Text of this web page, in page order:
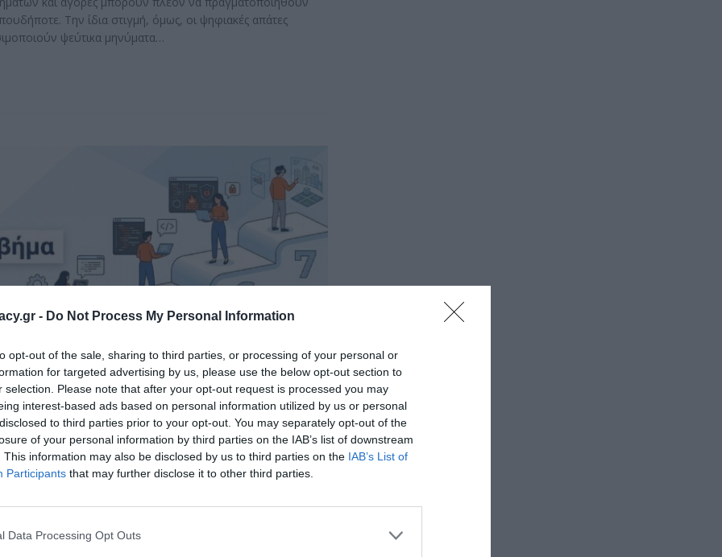
- Do Not Process My Personal Information
opt-out of the sale, sharing to third parties, or processing of your personal or
for targeted advertising by us, please use the below opt-out section to
selection. Please note that after your opt-out request is processed you may
interest-based ads based on personal information utilized by us or personal
to third parties prior to your opt-out. You may separately opt-out of the
of your personal information by third parties on the IAB’s list of downstream
This information may also be disclosed by us to third parties on the IAB’s List of
Participants that may further disclose it to other third parties.
Data Processing Opt Outs
Την ίδια στιγμή, όμως, οι ψηφιακές απάτες
ψεύτικα μηνύματα…
τα QR codes με
Οδηγός βήμα-βήμα